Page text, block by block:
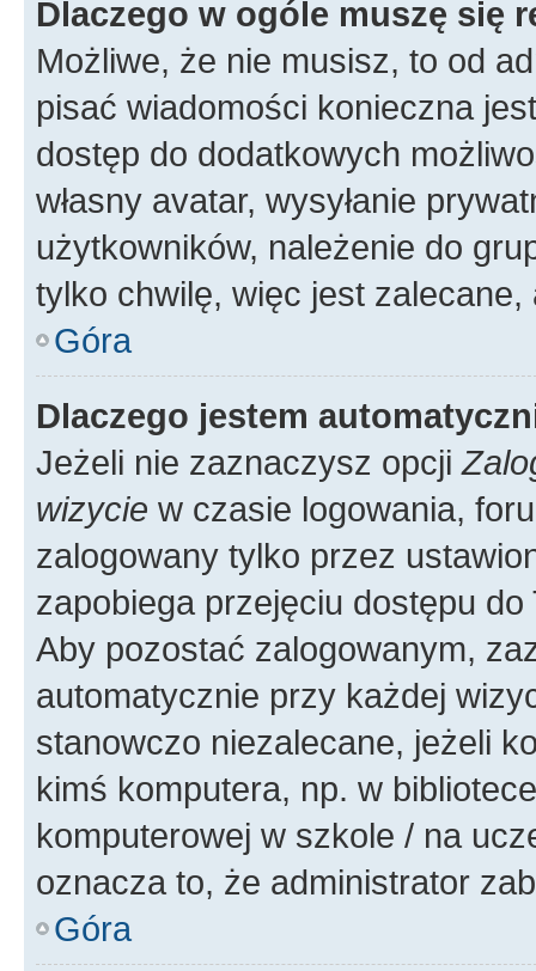
Dlaczego w ogóle muszę się
Możliwe, że nie musisz, to od
pisać wiadomości konieczna
dostęp do dodatkowych
własny avatar, wysyłanie
użytkowników, należenie do
tylko chwilę, więc jest zalecane,
Góra
Dlaczego jestem
Jeżeli nie zaznaczysz opcji
wizycie w czasie logowania,
zalogowany tylko przez
zapobiega przejęciu dostępu
Aby pozostać zalogowanym,
automatycznie przy każdej
stanowczo niezalecane, jeżeli
kimś komputera, np. w
komputerowej w szkole / na
oznacza to, że administrator
Góra